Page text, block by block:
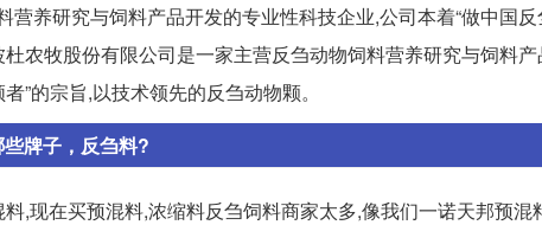
养研究与饲料产品开发的专业性科技企业,公司本着“做中国
农牧股份有限公司是一家主营反刍动物饲料营养研究与饲料
”的宗旨,以技术领先的反刍动物颗。
牌子，反刍料?
,现在买预混料,浓缩料反刍饲料商家太多,像我们一诺天邦预混